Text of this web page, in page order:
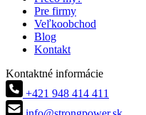
Pre firmy
Veľkoobchod
Blog
Kontakt
Kontaktné informácie
+421 948 414 411